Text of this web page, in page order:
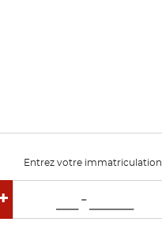
Entrez votre immatriculation